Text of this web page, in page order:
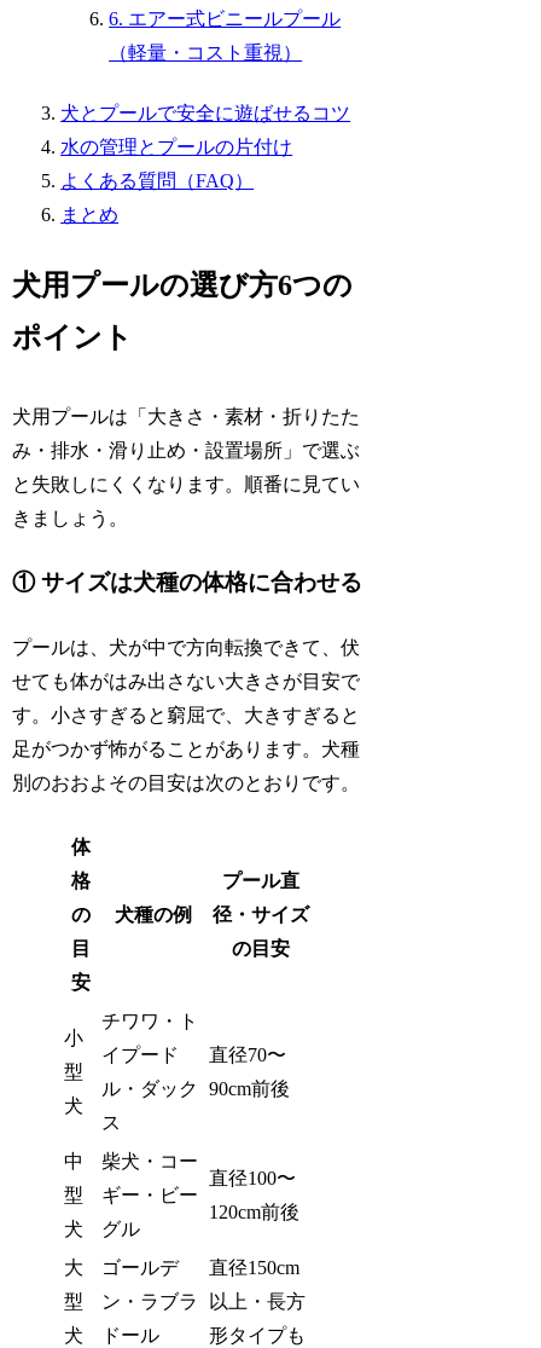
6. エアー式ビニールプール
（軽量・コスト重視）
犬とプールで安全に遊ばせるコツ
水の管理とプールの片付け
よくある質問（FAQ）
まとめ
犬用プールの選び方6つの
ポイント
犬用プールは「大きさ・素材・折りたた
み・排水・滑り止め・設置場所」で選ぶ
と失敗しにくくなります。順番に見てい
きましょう。
① サイズは犬種の体格に合わせる
プールは、犬が中で方向転換できて、伏
せても体がはみ出さない大きさが目安で
す。小さすぎると窮屈で、大きすぎると
足がつかず怖がることがあります。犬種
別のおおよその目安は次のとおりです。
体
格
の
目
安
犬種の例
プール直
径・サイズ
の目安
小
型
犬
チワワ・ト
イプード
ル・ダック
ス
直径70〜
90cm前後
中
型
犬
柴犬・コー
ギー・ビー
グル
直径100〜
120cm前後
大
型
犬
ゴールデ
ン・ラブラ
ドール
直径150cm
以上・長方
形タイプも